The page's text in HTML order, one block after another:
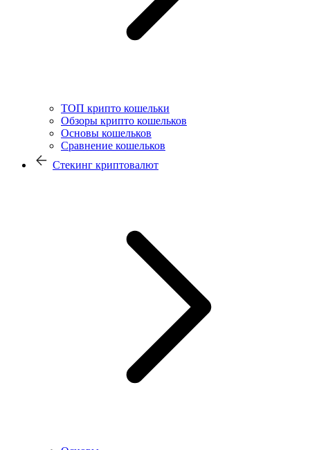
ТОП крипто кошельки
Обзоры крипто кошельков
Основы кошельков
Сравнение кошельков
Стекинг криптовалют